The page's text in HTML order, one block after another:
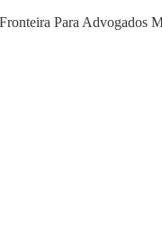
Para Advogados